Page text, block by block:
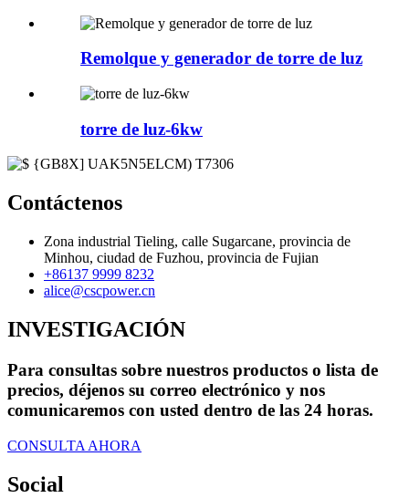
Remolque y generador de torre de luz
torre de luz-6kw
Contáctenos
Zona industrial Tieling, calle Sugarcane, provincia de
Minhou, ciudad de Fuzhou, provincia de Fujian
+86137 9999 8232
alice@cscpower.cn
INVESTIGACIÓN
Para consultas sobre nuestros productos o lista de
precios, déjenos su correo electrónico y nos
comunicaremos con usted dentro de las 24 horas.
CONSULTA AHORA
Social